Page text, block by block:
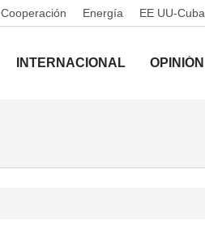
Cooperación Energía EE UU-Cuba
INTERNACIONAL OPINIÓN